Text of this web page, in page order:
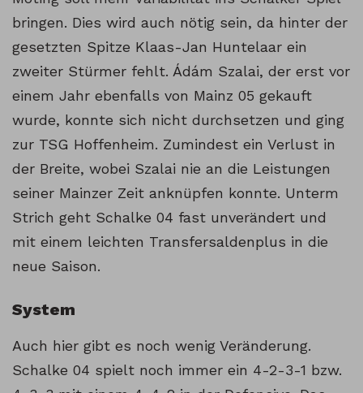
bringen. Dies wird auch nötig sein, da hinter der
gesetzten Spitze Klaas-Jan Huntelaar ein
zweiter Stürmer fehlt. Ádám Szalai, der erst vor
einem Jahr ebenfalls von Mainz 05 gekauft
wurde, konnte sich nicht durchsetzen und ging
zur TSG Hoffenheim. Zumindest ein Verlust in
der Breite, wobei Szalai nie an die Leistungen
seiner Mainzer Zeit anknüpfen konnte. Unterm
Strich geht Schalke 04 fast unverändert und
mit einem leichten Transfersaldenplus in die
neue Saison.
System
Auch hier gibt es noch wenig Veränderung.
Schalke 04 spielt noch immer ein 4-2-3-1 bzw.